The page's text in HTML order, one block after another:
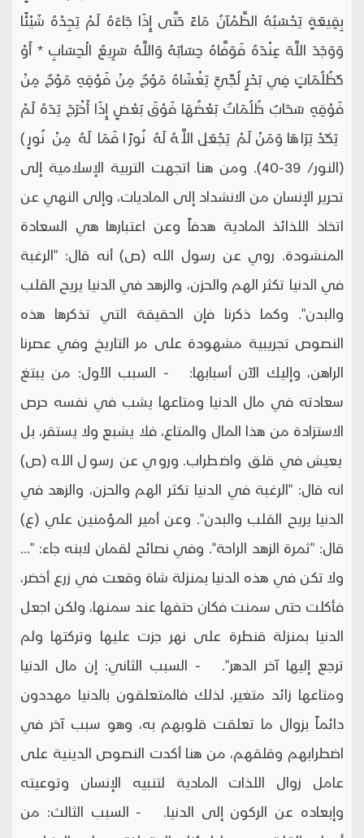
بِقِيعَةٍ يَحْسَبُهُ الظَّمْآنُ مَاءً حَتَّى إِذَا جَاءَهُ لَمْ يَجِدْهُ شَيْئًا
وَوَجَدَ اللَّهَ عِنْدَهُ فَوَفَّاهُ حِسَابَهُ وَاللَّهُ سَرِيعُ الْحِسَابِ * أَوْ
كَظُلُمَاتٍ فِي بَحْرٍ لُجِّيٍّ يَغْشَاهُ مَوْجٌ مِنْ فَوْقِهِ مَوْجٌ مِنْ
فَوْقِهِ سَحَابٌ ظُلُمَاتٌ بَعْضُهَا فَوْقَ بَعْضٍ إِذَا أَخْرَجَ يَدَهُ لَمْ
يَكَدْ يَرَاهَا وَمَنْ لَمْ يَجْعَلِ اللَّهُ لَهُ نُورًا فَمَا لَهُ مِنْ نُورٍ)
(النور/ 39-40). ومن هنا اتجهت التربية الإسلامية إلى
تحرير الإنسان من الانشداد إلى الماديات، وإلى النهي عن
اتخاذ اللذائذ المادية هدفاً وعن اعتبارها هي السعادة
المنشودة. روي عن رسول الله (ص) أنه قال: "الرغبة
في الدنيا تكثر الهم والحزن، والزهد في الدنيا يريح القلب
والبدن". وكما ذكرنا فإن الحقيقة التي تذكرها هذه
النصوص تجريبية مشهودة على مر التاريخ وفي عصرنا
الراهن، وإليك الآن أسبابها: - السبب الأول: من يبتغ
سعادته في مال الدنيا ومتاعها يشب في نفسه حرص
الاستزادة من هذا المال والمتاع، فلا يشبع ولا يستقر، بل
يعيش في قلق واضطراب. وروي عن رسول الله (ص)
انه قال: "الرغبة في الدنيا تكثر الهم والحزن، والزهد في
الدنيا يريح القلب والبدن". وعن أمير المؤمنين علي (ع)
قال: "ثمرة الزهد الراحة". وفي نصائح لقمان لابنه جاء: "...
ولا تكن في هذه الدنيا بمنزلة شاة وقعت في زرع أخضر،
فأكلت حتى سمنت فكان حتفها عند سمنها، ولكن اجعل
الدنيا بمنزلة قنطرة على نهر جزت عليها وتركتها ولم
ترجع إليها آخر الدهر". - السبب الثاني: إن مال الدنيا
ومتاعها زائد متغير، لذلك فالمتعلقون بالدنيا مهددون
دائماً بزوال ما تعلقت قلوبهم به، وهو سبب آخر في
اضطرابهم وقلقهم، من هنا أكدت النصوص الدينية على
عامل زوال اللذات المادية لتنبيه الإنسان وتوعيته
وإبعاده عن الركون إلى الدنيا. - السبب الثالث: من